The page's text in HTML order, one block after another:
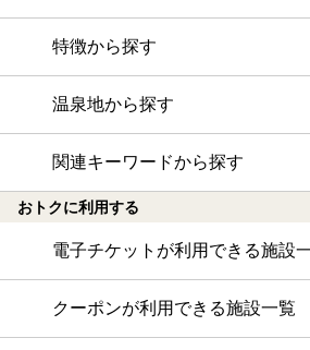
特徴から探す
温泉地から探す
関連キーワードから探す
おトクに利用する
電子チケットが利用できる施設
クーポンが利用できる施設一覧